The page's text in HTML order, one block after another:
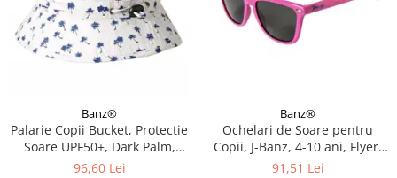
Banz®
Palarie Copii Bucket, Protectie
Soare UPF50+, Dark Palm,
Diverse marimi
96,60 Lei
Banz®
Ochelari de Soare pentru
Copii, J-Banz, 4-10 ani, Flyer,
Roz
91,51 Lei